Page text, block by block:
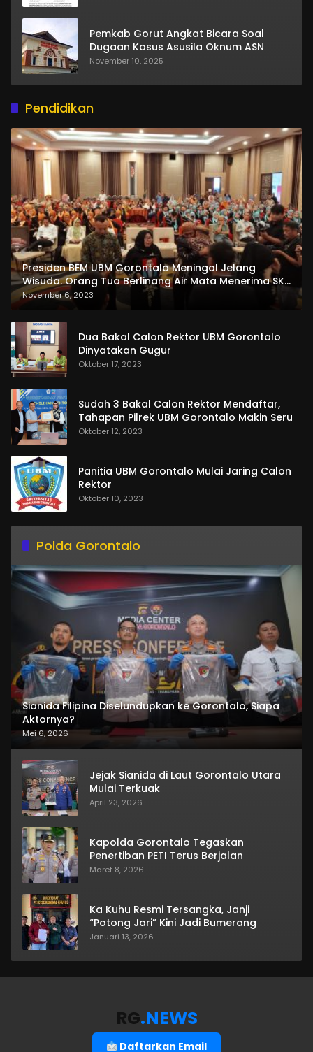
Pemkab Gorut Angkat Bicara Soal
Dugaan Kasus Asusila Oknum ASN
November 10, 2025
Pendidikan
Presiden BEM UBM Gorontalo Meningal Jelang
Wisuda. Orang Tua Berlinang Air Mata Menerima SKL
dan Pemasangan Salempang
November 6, 2023
Dua Bakal Calon Rektor UBM Gorontalo
Dinyatakan Gugur
Oktober 17, 2023
Sudah 3 Bakal Calon Rektor Mendaftar,
Tahapan Pilrek UBM Gorontalo Makin Seru
Oktober 12, 2023
Panitia UBM Gorontalo Mulai Jaring Calon
Rektor
Oktober 10, 2023
Polda Gorontalo
Sianida Filipina Diselundupkan ke Gorontalo, Siapa
Aktornya?
Mei 6, 2026
Jejak Sianida di Laut Gorontalo Utara
Mulai Terkuak
April 23, 2026
Kapolda Gorontalo Tegaskan
Penertiban PETI Terus Berjalan
Maret 8, 2026
Ka Kuhu Resmi Tersangka, Janji
“Potong Jari” Kini Jadi Bumerang
Januari 13, 2026
RG.NEWS
Daftarkan Email